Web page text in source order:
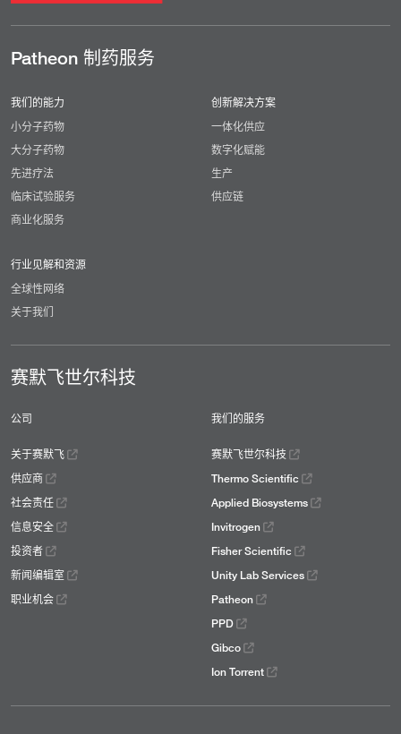
Patheon 制药服务
我们的能力
小分子药物
大分子药物
先进疗法
临床试验服务
商业化服务
创新解决方案
一体化供应
数字化赋能
生产
供应链
行业见解和资源
全球性网络
关于我们
赛默飞世尔科技
公司
关于赛默飞
供应商
社会责任
信息安全
投资者
新闻编辑室
职业机会
我们的服务
赛默飞世尔科技
Thermo Scientific
Applied Biosystems
Invitrogen
Fisher Scientific
Unity Lab Services
Patheon
PPD
Gibco
Ion Torrent